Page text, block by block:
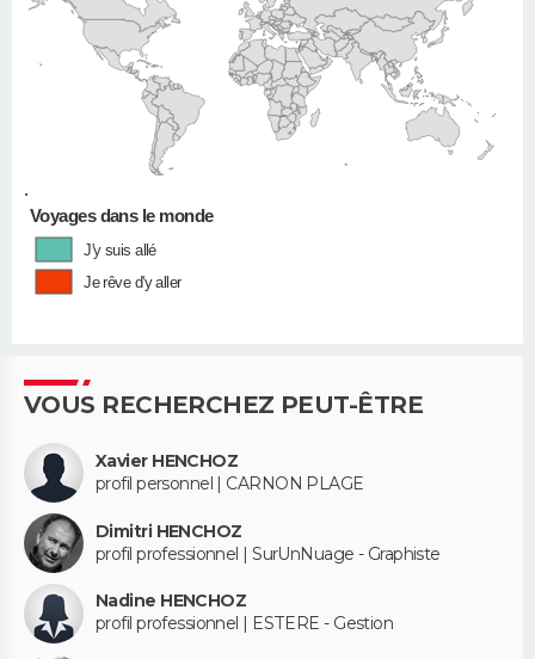
•
Voyages dans le monde
J'y suis allé
Je rêve d'y aller
VOUS RECHERCHEZ PEUT-ÊTRE
Xavier HENCHOZ
profil personnel | CARNON PLAGE
Dimitri HENCHOZ
profil professionnel | SurUnNuage - Graphiste
Nadine HENCHOZ
profil professionnel | ESTERE - Gestion